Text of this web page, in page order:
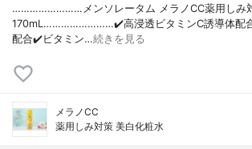
……………………メンソレータム メラノCC薬用しみ
170mL……………………✔️高浸透ビタミンC誘導体配
配合✔️ビタミン…続きを見る
メラノCC
薬用しみ対策 美白化粧水